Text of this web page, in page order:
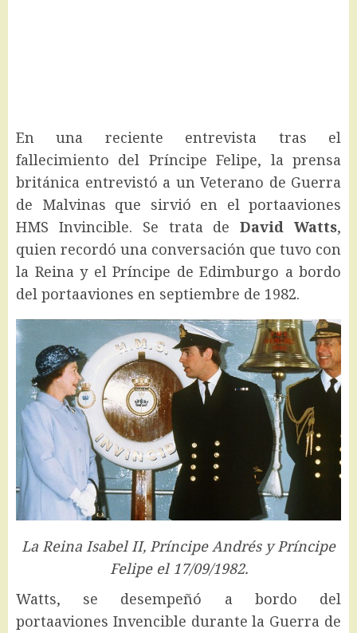
En una reciente entrevista tras el
fallecimiento del Príncipe Felipe, la prensa
británica entrevistó a un Veterano de Guerra
de Malvinas que sirvió en el portaaviones
HMS Invincible. Se trata deDavid Watts,
quien recordó una conversación que tuvo con
la Reina y el Príncipe de Edimburgo a bordo
del portaaviones en septiembre de 1982.
La Reina Isabel II, Príncipe Andrés y Príncipe
Felipe el 17/09/1982.
Watts, se desempeñó a bordo del
portaaviones Invencible durante la Guerra de